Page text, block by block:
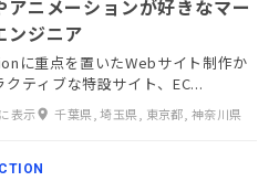
アニメーションが好きなマー
ンジニア
に重点を置いたWebサイト制作か
クティブな特設サイト、EC...
表示 千葉県, 埼玉県, 東京都, 神奈川県